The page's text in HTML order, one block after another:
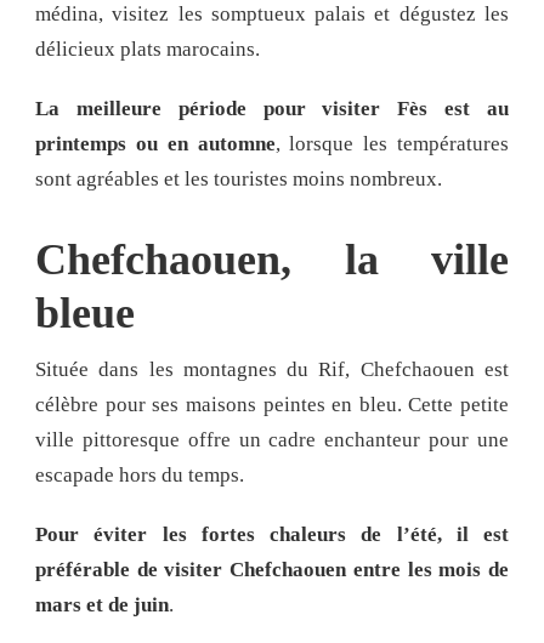
médina, visitez les somptueux palais et dégustez les
délicieux plats marocains.
La meilleure période pour visiter Fès est au
printemps ou en automne, lorsque les températures
sont agréables et les touristes moins nombreux.
Chefchaouen, la ville
bleue
Située dans les montagnes du Rif, Chefchaouen est
célèbre pour ses maisons peintes en bleu. Cette petite
ville pittoresque offre un cadre enchanteur pour une
escapade hors du temps.
Pour éviter les fortes chaleurs de l’été, il est
préférable de visiter Chefchaouen entre les mois de
mars et de juin.